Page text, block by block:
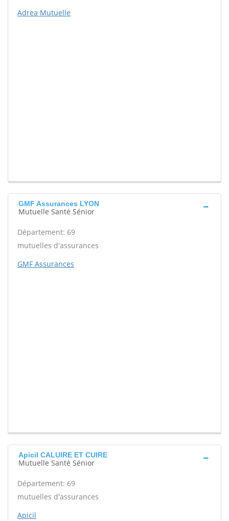
Adrea Mutuelle
GMF Assurances LYON
Mutuelle Santé Sénior
Département: 69
mutuelles d'assurances
GMF Assurances
Apicil CALUIRE ET CUIRE
Mutuelle Santé Sénior
Département: 69
mutuelles d'assurances
Apicil